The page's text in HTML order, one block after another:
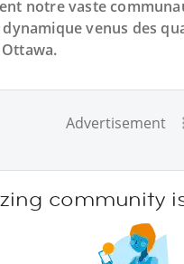
notre vaste
dynamique venus des
Advertisement
community